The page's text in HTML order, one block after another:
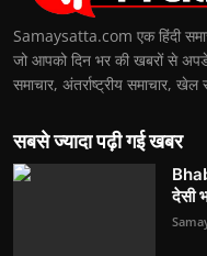
Samaysatta.com एक हिंदी
जो आपको दिन भर की खबरों से
समाचार, अंतर्राष्ट्रीय समाचार,
सबसे ज्यादा पढ़ी गई खबर
देसी